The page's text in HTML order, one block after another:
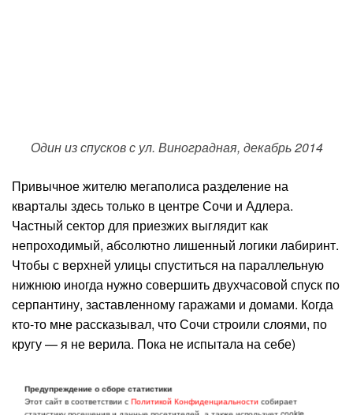
Один из спусков с ул. Виноградная, декабрь 2014
Привычное жителю мегаполиса разделение на
кварталы здесь только в центре Сочи и Адлера.
Частный сектор для приезжих выглядит как
непроходимый, абсолютно лишенный логики лабиринт.
Чтобы с верхней улицы спуститься на параллельную
нижнюю иногда нужно совершить двухчасовой спуск по
серпантину, заставленному гаражами и домами. Когда
кто-то мне рассказывал, что Сочи строили слоями, по
кругу — я не верила. Пока не испытала на себе)
можно расплатиться картой, но может и целая улица
Предупреждение о сборе статистики
Этот сайт в соответствии сПолитикой Конфиденциальности собирает